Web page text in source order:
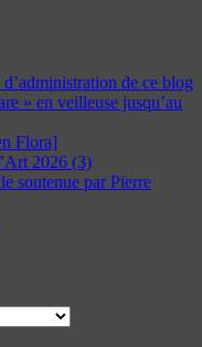
de ce blog
» en veilleuse jusqu’au
Flora]
2026 (3)
soutenue par Pierre